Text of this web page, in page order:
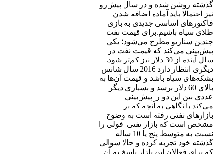
گذشته روشن شده و در سال پیش‌رو
نیز احتمالا باید آماده اضافه شدن
فاکتورهای اساسی جدیدی به بازی
طلای سیاه باشیم.برای قیمت نفت
چندین سناریو مطرح می‌شود؛ یکی
پیش‌بینی می‌کند که قیمت نفت در
سال آینده از 30 دلار نیز کم‌تر شود،
دیگری انتظار دارد 2016 سال شانس
بشکه‌های سیاه باشد و قیمت آن‌ها به
بالای 60 دلار برسد و بسیاری دیگر
عددی بین این دو را پیش‌بینی
می‌کند.با نگاهی به آنچه که بر
بازارهای نفتی رفته است به وضوح
مشخص است که بازار نفتی افولی را
نسبت به متوسط پنج یا 10 ساله
گذشته خود تجربه کرده و حالا سوالی
که برای فعالان این بازار پاسخ به آن